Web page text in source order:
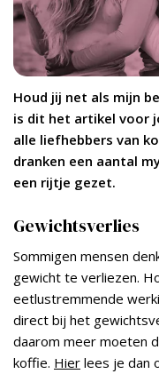
Houd jij net als mijn
is dit het artikel voor
alle liefhebbers van
dranken een aantal
een rijtje gezet.
Gewichtsverlies
Sommigen mensen
gewicht te verliezen.
eetlustremmende
direct bij het
daarom meer moeten
koffie. Hier lees je dan